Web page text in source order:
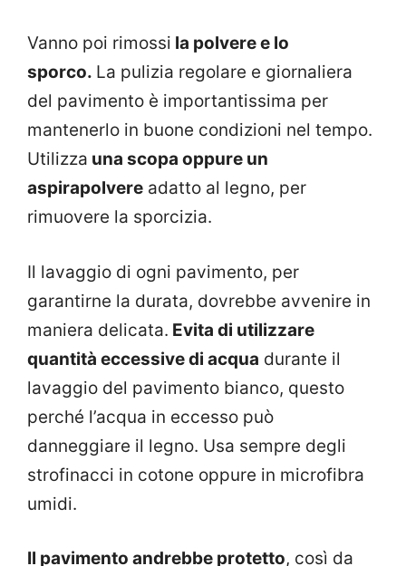
Vanno poi rimossi la polvere e lo
sporco. La pulizia regolare e giornaliera
del pavimento è importantissima per
mantenerlo in buone condizioni nel tempo.
Utilizza una scopa oppure un
aspirapolvere adatto al legno, per
rimuovere la sporcizia.
Il lavaggio di ogni pavimento, per
garantirne la durata, dovrebbe avvenire in
maniera delicata. Evita di utilizzare
quantità eccessive di acqua durante il
lavaggio del pavimento bianco, questo
perché l’acqua in eccesso può
danneggiare il legno. Usa sempre degli
strofinacci in cotone oppure in microfibra
umidi.
Il pavimento andrebbe protetto, così da